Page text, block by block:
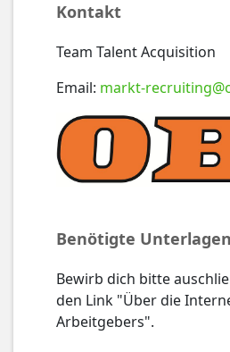
Kontakt
Team Talent Acquisition
Email: markt-
Benötigte Unterlagen
Bewirb dich bitte
den Link "Über die
Arbeitgebers".